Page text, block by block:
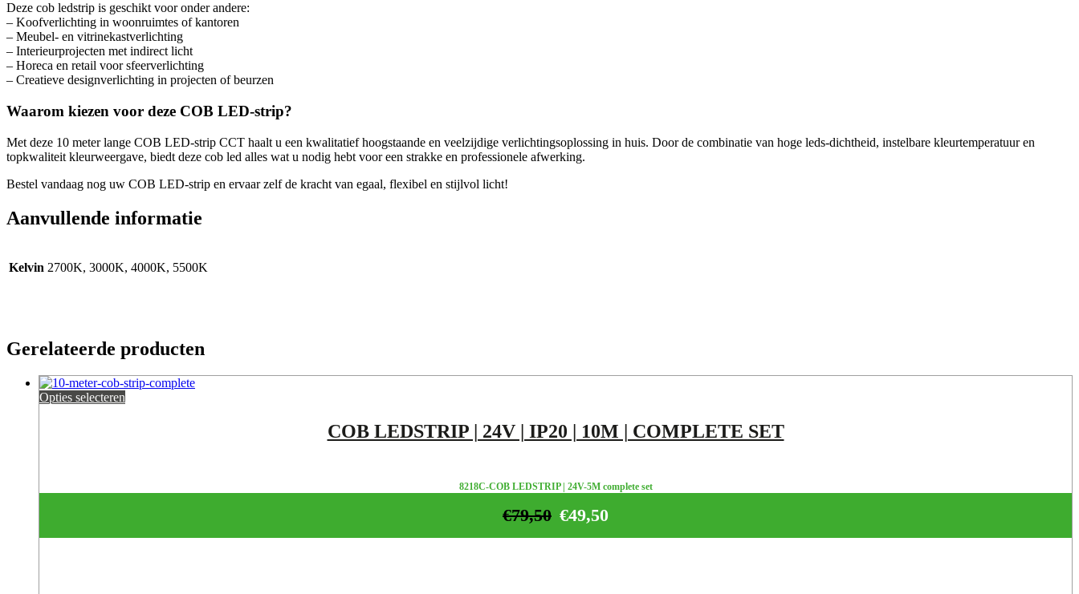
Deze cob ledstrip is geschikt voor onder andere:
– Koofverlichting in woonruimtes of kantoren
– Meubel- en vitrinekastverlichting
– Interieurprojecten met indirect licht
– Horeca en retail voor sfeerverlichting
– Creatieve designverlichting in projecten of beurzen
Waarom kiezen voor deze COB LED-strip?
Met deze 10 meter lange COB LED-strip CCT haalt u een kwalitatief hoogstaande en veelzijdige verlichtingsoplossing in huis. Door de combinatie van hoge leds-dichtheid, instelbare kleurtemperatuur en
topkwaliteit kleurweergave, biedt deze cob led alles wat u nodig hebt voor een strakke en professionele afwerking.
Bestel vandaag nog uw COB LED-strip en ervaar zelf de kracht van egaal, flexibel en stijlvol licht!
Aanvullende informatie
Kelvin 2700K, 3000K, 4000K, 5500K
Gerelateerde producten
Opties selecteren
COB LEDSTRIP | 24V | IP20 | 10M | COMPLETE SET
8218C-COB LEDSTRIP | 24V-5M complete set
€49,50
€79,50